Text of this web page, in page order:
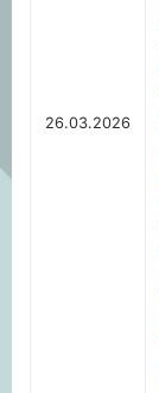
26.03.2026